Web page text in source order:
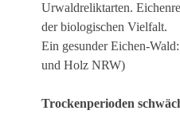
Urwaldreliktarten.
der biologischen Vielfalt.
Ein gesunder Eichen-
und Holz NRW)
Trockenperioden